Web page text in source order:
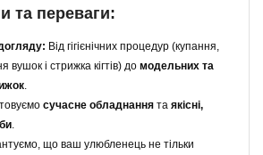
та переваги:
Від гігієнічних процедур (купання,
вушок і стрижка кігтів) до модельних та
.
сучасне обладнання та якісні,
.
що ваш улюбленець не тільки